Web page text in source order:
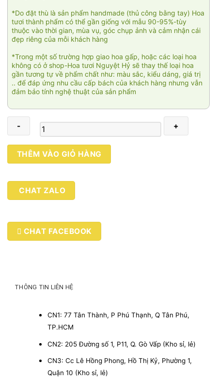
*Do đặt thù là sản phẩm handmade (thủ công bằng tay) Hoa
tươi thành phẩm có thể gần giống với mẫu 90-95%-tùy
thuộc vào thời gian, mùa vụ, góc chụp ảnh và cảm nhận cái
đẹp riêng của mỗi khách hàng
*Trong một số trường hợp giao hoa gấp, hoặc các loại hoa
không có ở shop-Hoa tươi Nguyệt Hỷ sẽ thay thế loại hoa
gần tương tự về phẩm chất như: màu sắc, kiểu dáng, giá trị
.. để đáp ứng nhu cầu cấp bách của khách hàng nhưng vẫn
đảm bảo tính nghệ thuật của sản phẩm
Thiên
niên
lộc
THÊM VÀO GIỎ HÀNG
CHAT ZALO
CHAT FACEBOOK
THÔNG TIN LIÊN HỆ
CN1: 77 Tân Thành, P Phú Thạnh, Q Tân Phú,
TP.HCM
CN2: 205 Đường số 1, P11, Q. Gò Vấp (Kho sỉ, lẻ)
CN3: Cc Lê Hồng Phong, Hồ Thị Kỷ, Phường 1,
Quận 10 (Kho sỉ, lẻ)